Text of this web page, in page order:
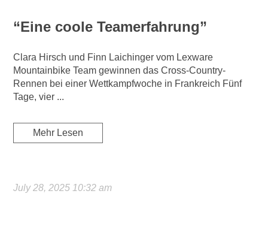
“Eine coole Teamerfahrung”
Clara Hirsch und Finn Laichinger vom Lexware
Mountainbike Team gewinnen das Cross-Country-
Rennen bei einer Wettkampfwoche in Frankreich Fünf
Tage, vier ...
Mehr Lesen
July 28, 2025 10:32 am